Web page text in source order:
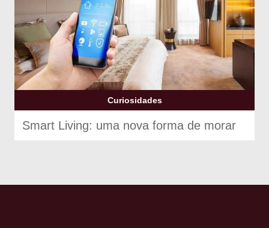
Curiosidades
Smart Living: uma nova forma de morar